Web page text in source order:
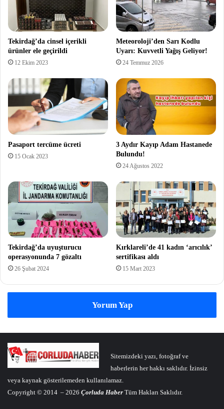
Tekirdağ’da cinsel içerikli
ürünler ele geçirildi
12 Ekim 2023
Meteoroloji’den Sarı Kodlu
Uyarı: Kuvvetli Yağış Geliyor!
24 Temmuz 2026
Pasaport tercüme ücreti
15 Ocak 2023
3 Aydır Kayıp Adam Hastanede
Bulundu!
24 Ağustos 2022
Tekirdağ’da uyuşturucu
operasyonunda 7 gözaltı
26 Şubat 2024
Kırklareli’de 41 kadın ‘arıcılık’
sertifikası aldı
15 Mart 2023
Yorum Yap
Sitemizdeki yazı, fotoğraf ve
haberlerin her hakkı saklıdır. İzinsiz
veya kaynak gösterilemeden kullanılamaz.
Copyright © 2014 – 2026 Çorluda Haber Tüm Hakları Saklıdır.